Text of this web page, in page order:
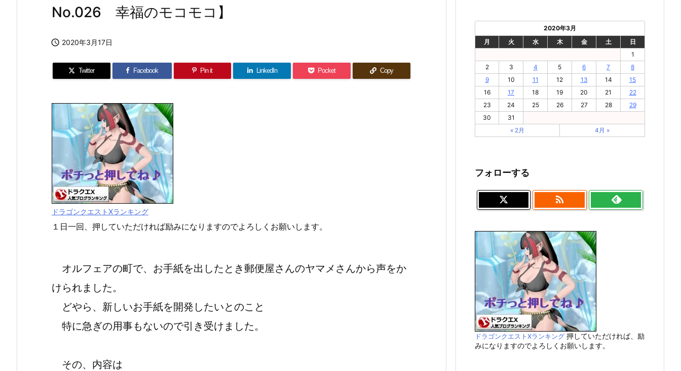
No.026 幸福のモコモコ】
 2020年3月17日
Twitter Facebook Pin it LinkedIn Pocket Copy
ドラゴンクエストXランキング
１日一回、押していただければ励みになりますのでよろしくお願いします。
オルフェアの町で、お手紙を出したとき郵便屋さんのヤマメさんから声をか
けられました。
どやら、新しいお手紙を開発したいとのこと
特に急ぎの用事もないので引き受けました。
その、内容は
2020年3月
月
火 水 木 金 土
日
1
2
3 4 5 6 7
8
9
10 11 12 13 14
15
16
17 18 19 20 21
22
23
24 25 26 27 28
29
30
31
« 2月
4月 »
フォローする

ドラゴンクエストXランキング 押していただければ、励
みになりますのでよろしくお願いします。